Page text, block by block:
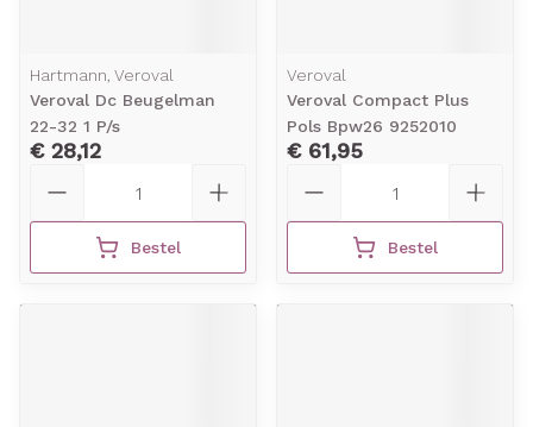
Hartmann, Veroval
Veroval Dc Beugelman
22-32 1 P/s
€ 28,12
Bestel
Veroval
Veroval Compact Plus
Pols Bpw26 9252010
€ 61,95
Bestel